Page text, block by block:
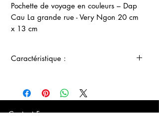
Pochette de voyage en couleurs – Dap
Cau La grande rue - Very Ngon 20 cm
x 13 cm
Caractéristique :
vacances ou lorsque vous devez
effectuer un déplacement professionnel,
vous avez forcément besoin de vos
Contact France :